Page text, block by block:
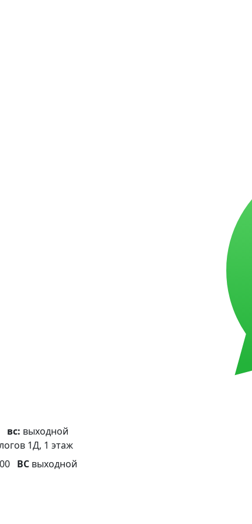
вс: выходной
1Д, 1 этаж
ВС выходной